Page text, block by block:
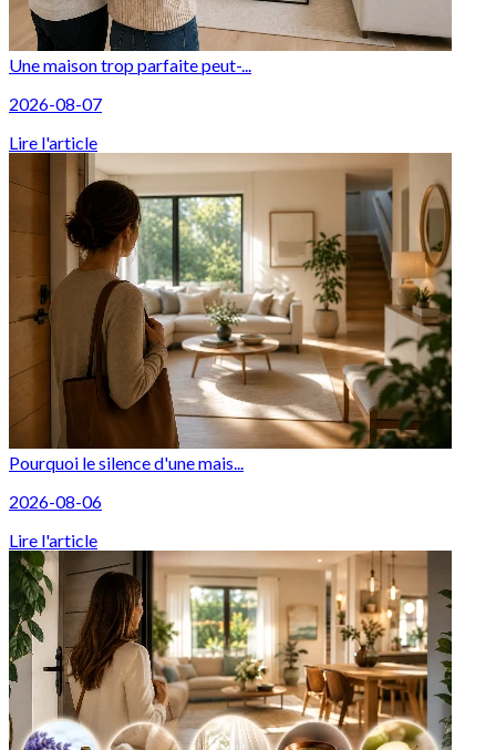
Une maison trop parfaite peut-...
2026-08-07
Lire l'article
Pourquoi le silence d'une mais...
2026-08-06
Lire l'article